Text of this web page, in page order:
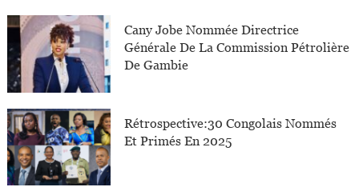
Cany Jobe Nommée Directrice
Générale De La Commission Pétrolière
De Gambie
Rétrospective:30 Congolais Nommés
Et Primés En 2025